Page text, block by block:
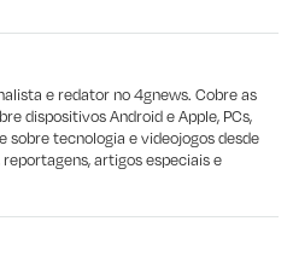
e redator no 4gnews. Cobre as
dispositivos Android e Apple, PCs,
sobre tecnologia e videojogos desde
artigos especiais e